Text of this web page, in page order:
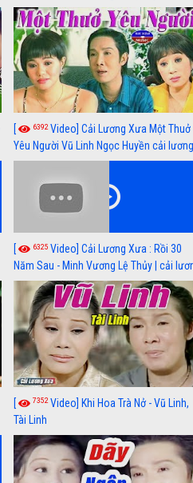
lương xã hội hay nhất
[ 6392 Video] Cải Lương Xưa Một Thuở
Yêu Người Vũ Linh Ngọc Huyền cải lương
xã hội hay nhất
[ 6325 Video] Cải Lương Xưa : Rồi 30
Năm Sau - Minh Vương Lệ Thủy | cải
xã hội hay nhất
[ 7352 Video] Khi Hoa Trà Nở - Vũ Linh,
Tài Linh